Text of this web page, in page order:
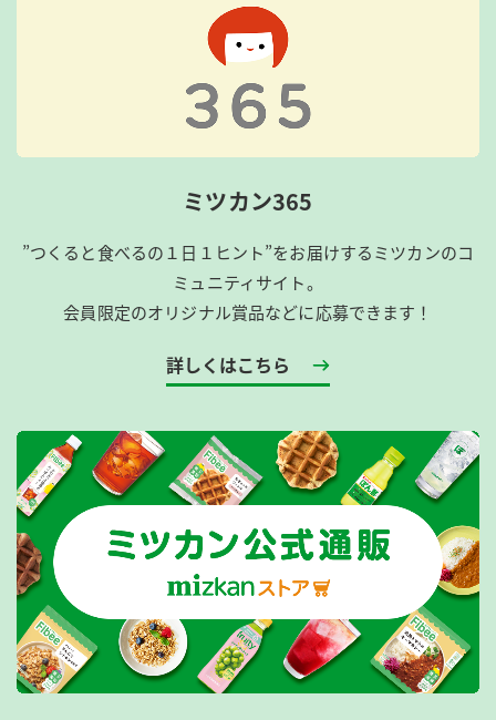
ミツカン365
”つくると食べるの１日１ヒント”をお届けするミツカンのコ
ミュニティサイト。
会員限定のオリジナル賞品などに応募できます！
詳しくはこちら